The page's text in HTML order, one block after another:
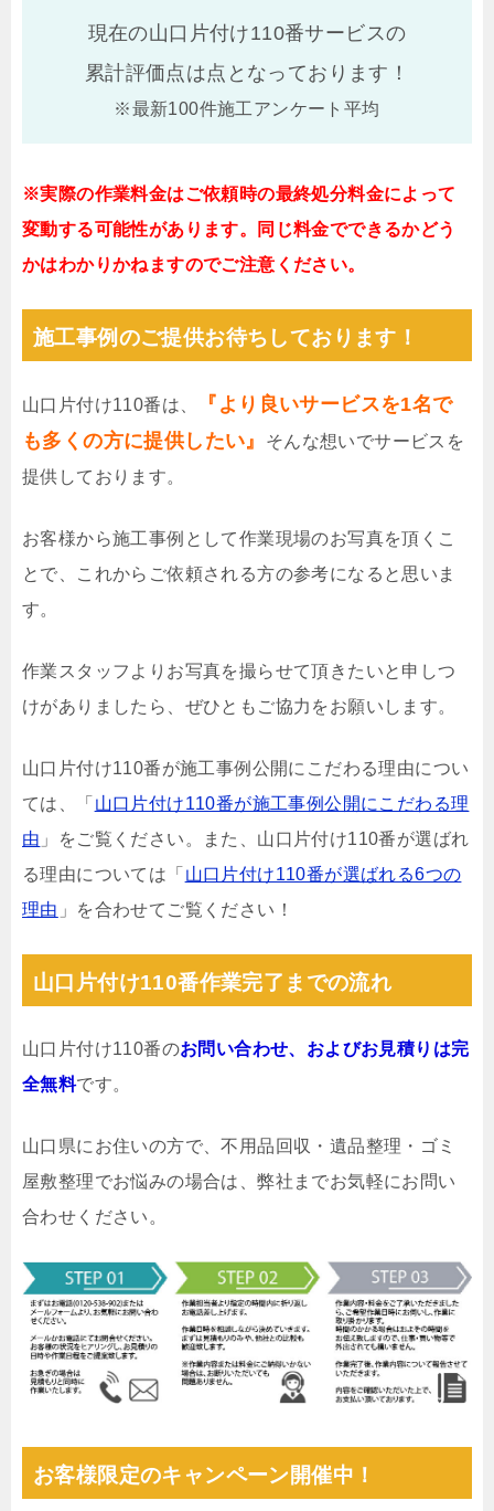
現在の山口片付け110番サービスの
累計評価点は点となっております！
※最新100件施工アンケート平均
※実際の作業料金はご依頼時の最終処分料金によって
変動する可能性があります。同じ料金でできるかどう
かはわかりかねますのでご注意ください。
施工事例のご提供お待ちしております！
山口片付け110番は、
『より良いサービスを1名で
も多くの方に提供したい』
そんな想いでサービスを
提供しております。
お客様から施工事例として作業現場のお写真を頂くこ
とで、これからご依頼される方の参考になると思いま
す。
作業スタッフよりお写真を撮らせて頂きたいと申しつ
けがありましたら、ぜひともご協力をお願いします。
山口片付け110番が施工事例公開にこだわる理由につい
ては、「 山口片付け110番が施工事例公開にこだわる理
由 」をご覧ください。また、山口片付け110番が選ばれ
る理由については「 山口片付け110番が選ばれる6つの
理由 」を合わせてご覧ください！
山口片付け110番作業完了までの流れ
山口片付け110番のお問い合わせ、およびお見積りは完
全無料です。
山口県にお住いの方で、不用品回収・遺品整理・ゴミ
屋敷整理でお悩みの場合は、弊社までお気軽にお問い
合わせください。
お客様限定のキャンペーン開催中！